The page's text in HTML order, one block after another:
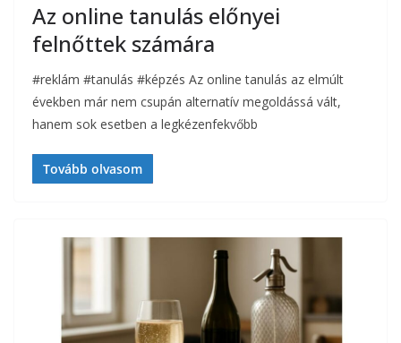
Az online tanulás előnyei
felnőttek számára
#reklám #tanulás #képzés Az online tanulás az elmúlt
években már nem csupán alternatív megoldássá vált,
hanem sok esetben a legkézenfekvőbb
Tovább olvasom